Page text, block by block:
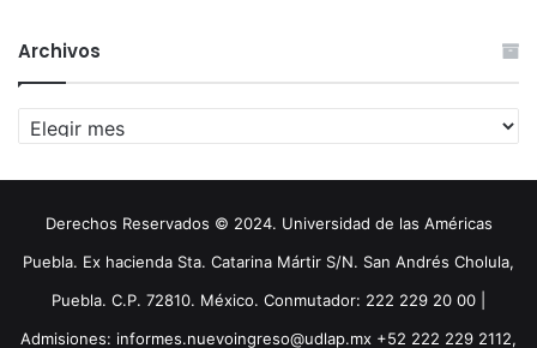
Archivos
Archivos
Derechos Reservados © 2024. Universidad de las Américas
Puebla. Ex hacienda Sta. Catarina Mártir S/N. San Andrés Cholula,
Puebla. C.P. 72810. México. Conmutador: 222 229 20 00 |
Admisiones: informes.nuevoingreso@udlap.mx +52 222 229 2112,